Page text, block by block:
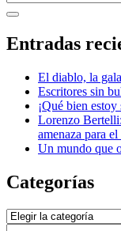
Barra
lateral
abrir
lateral
Entradas
El diablo, la
Escritores sin
¡Qué bien estoy
Lorenzo
amenaza para
Un mundo que
Categorías
Categorías